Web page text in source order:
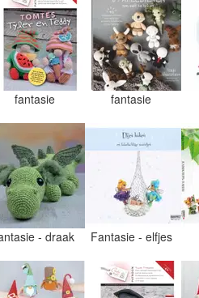
fantasie fantasie
- draak Fantasie - elfjes